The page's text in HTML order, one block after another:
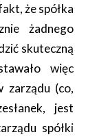
że spółka
żadnego
skuteczną
więc
zarządu (co,
jest
spółki